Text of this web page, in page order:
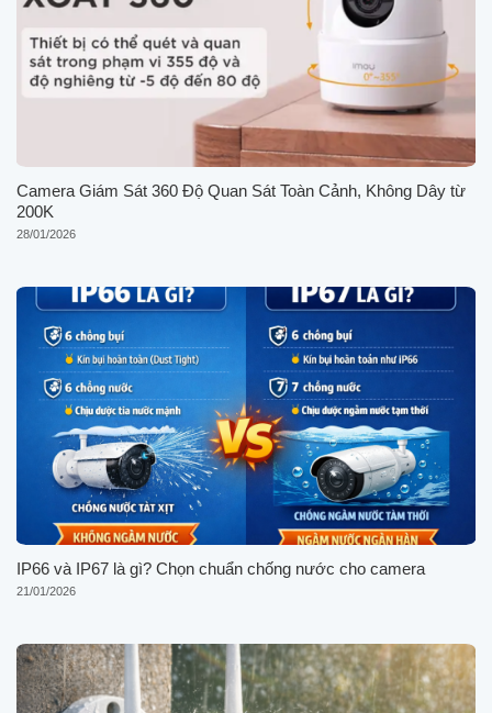
Camera Giám Sát 360 Độ Quan Sát Toàn Cảnh, Không Dây từ
200K
28/01/2026
IP66 và IP67 là gì? Chọn chuẩn chống nước cho camera
21/01/2026